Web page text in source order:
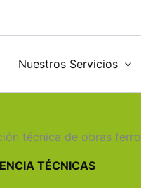
Nuestros Servicios
técnica de obras
TÉCNICAS